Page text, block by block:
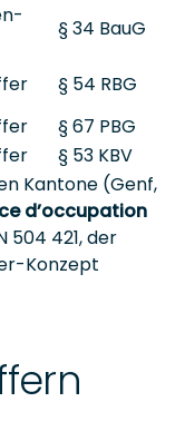
§ 34 BauG
§ 54 RBG
§ 67 PBG
§ 53 KBV
Kantone (Genf,
d’occupation
504 421, der
Konzept